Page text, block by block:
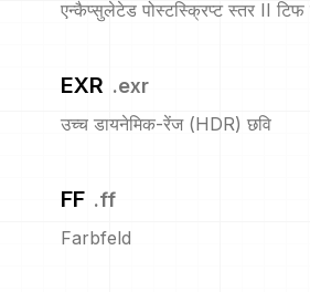
एन्कैप्सुलेटेड पोस्टस्क्रिप्ट स्तर II टिफ
EXR .exr
उच्च डायनेमिक-रेंज (HDR) छवि
FF .ff
Farbfeld